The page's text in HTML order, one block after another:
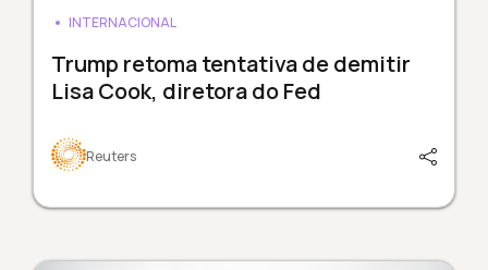
INTERNACIONAL
Trump retoma tentativa de demitir
Lisa Cook, diretora do Fed
Reuters